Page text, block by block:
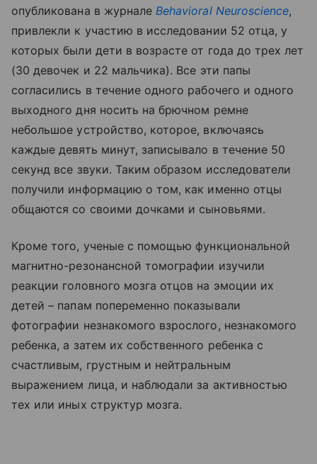
опубликована в журналеBehavioral Neuroscience,
привлекли к участию в исследовании 52 отца, у
которых были дети в возрасте от года до трех лет
(30 девочек и 22 мальчика). Все эти папы
согласились в течение одного рабочего и одного
выходного дня носить на брючном ремне
небольшое устройство, которое, включаясь
каждые девять минут, записывало в течение 50
секунд все звуки. Таким образом исследователи
получили информацию о том, как именно отцы
общаются со своими дочками и сыновьями.
Кроме того, ученые с помощью функциональной
магнитно-резонансной томографии изучили
реакции головного мозга отцов на эмоции их
детей – папам попеременно показывали
фотографии незнакомого взрослого, незнакомого
ребенка, а затем их собственного ребенка с
счастливым, грустным и нейтральным
выражением лица, и наблюдали за активностью
тех или иных структур мозга.